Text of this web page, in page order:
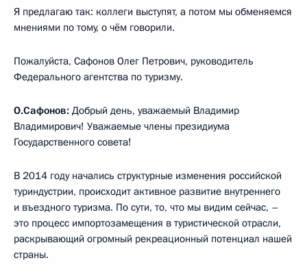
Я предлагаю так: коллеги выступят, а потом мы обменяемся
мнениями по тому, о чём говорили.
Пожалуйста, Сафонов Олег Петрович, руководитель
Федерального агентства по туризму.
О.Сафонов: Добрый день, уважаемый Владимир
Владимирович! Уважаемые члены президиума
Государственного совета!
В 2014 году начались структурные изменения российской
туриндустрии, происходит активное развитие внутреннего
и въездного туризма. По сути, то, что мы видим сейчас, –
это процесс импортозамещения в туристической отрасли,
раскрывающий огромный рекреационный потенциал нашей
страны.